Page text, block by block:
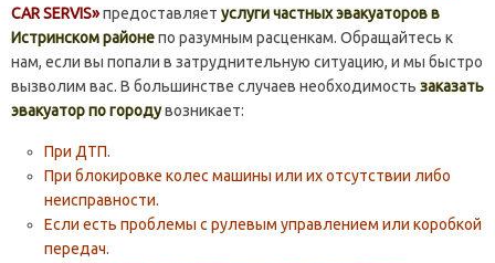
CAR SERVIS»предоставляет услуги частных эвакуаторов в
Истринском районепо разумным расценкам. Обращайтесь к
нам, если вы попали в затруднительную ситуацию, и мы быстро
вызволим вас. В большинстве случаев необходимость заказать
эвакуатор по городувозникает:
При ДТП.
При блокировке колес машины или их отсутствии либо
неисправности.
Если есть проблемы с рулевым управлением или коробкой
передач.